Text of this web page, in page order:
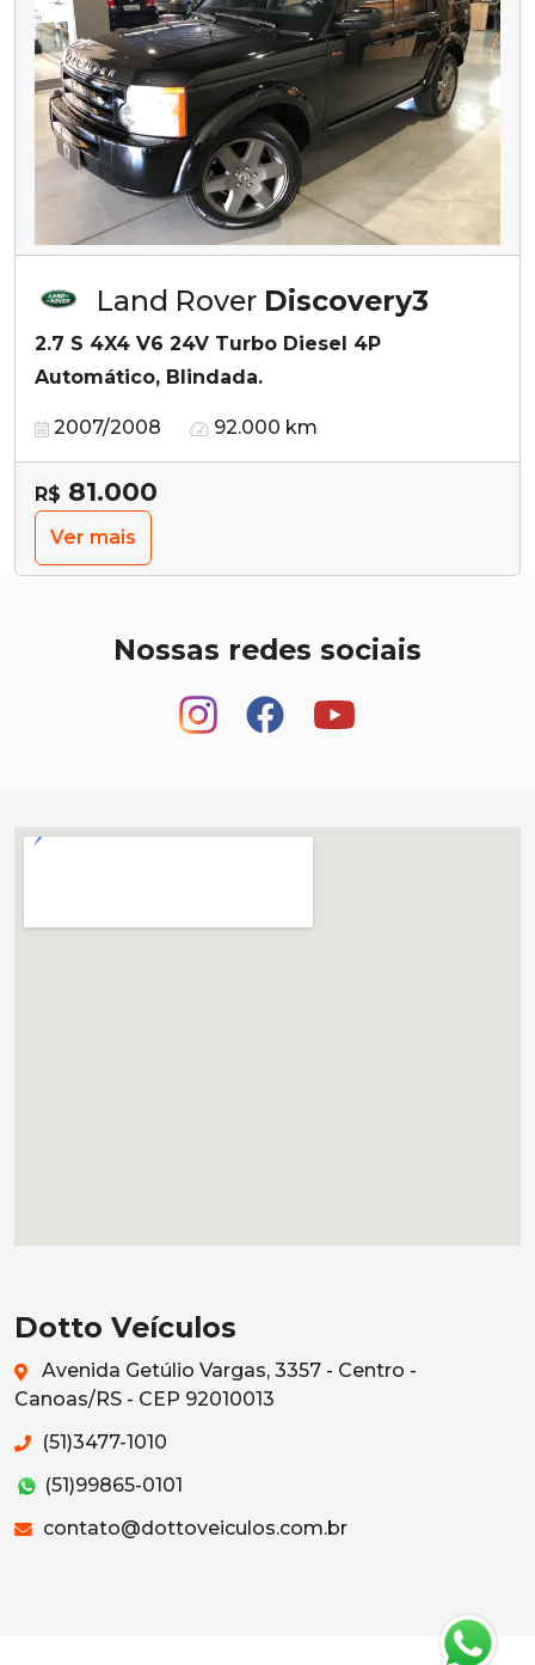
Land Rover Discovery3
2.7 S 4X4 V6 24V Turbo Diesel 4P
Automático, Blindada.
2007/2008 92.000 km
R$ 81.000
Ver mais
Nossas redes sociais
Dotto Veículos
Avenida Getúlio Vargas, 3357 - Centro -
Canoas/RS - CEP 92010013
(51)3477-1010
(51)99865-0101
contato@dottoveiculos.com.br